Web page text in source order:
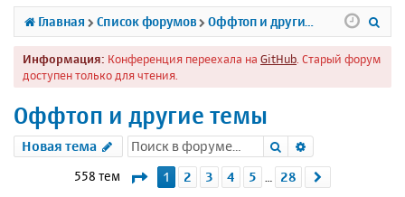
ы
л
к
р
у
м
о
д
Главная Список форумов
Информация: Конференция переехала на GitHub . Старый форум
доступен только для чтения.
Оффтоп и другие темы
Новая тема Поиск
558 тем Страница1 из 28
1 2 3 4 5 28